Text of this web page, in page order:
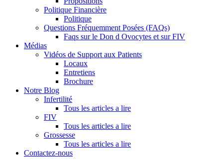
Politique Financière
Politique
Questions Fréquemment Posées (FAQs)
Faqs sur le Don d Ovocytes et sur FIV
Médias
Vidéos de Support aux Patients
Locaux
Entretiens
Brochure
Notre Blog
Infertilité
Tous les articles a lire
FIV
Tous les articles a lire
Grossesse
Tous les articles a lire
Contactez-nous